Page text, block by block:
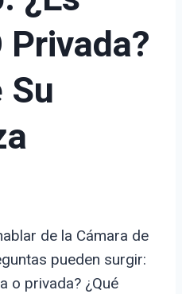
de la Cámara de
pueden surgir:
o privada? ¿Qué